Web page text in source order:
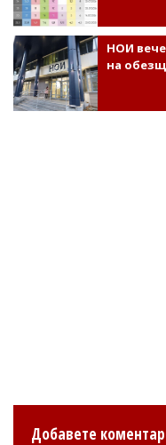
НОИ
на
Добавете коментар